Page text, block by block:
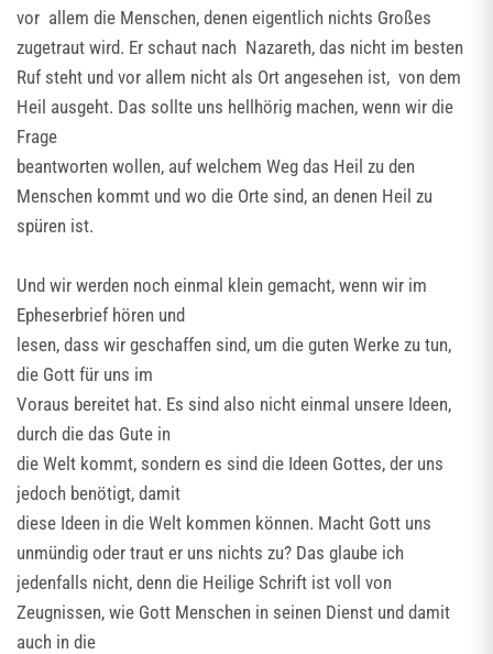
vor allem die Menschen, denen eigentlich nichts Großes
zugetraut wird. Er schaut nach Nazareth, das nicht im besten
Ruf steht und vor allem nicht als Ort angesehen ist, von dem
Heil ausgeht. Das sollte uns hellhörig machen, wenn wir die
Frage
beantworten wollen, auf welchem Weg das Heil zu den
Menschen kommt und wo die Orte sind, an denen Heil zu
spüren ist.
Und wir werden noch einmal klein gemacht, wenn wir im
Epheserbrief hören und
lesen, dass wir geschaffen sind, um die guten Werke zu tun,
die Gott für uns im
Voraus bereitet hat. Es sind also nicht einmal unsere Ideen,
durch die das Gute in
die Welt kommt, sondern es sind die Ideen Gottes, der uns
jedoch benötigt, damit
diese Ideen in die Welt kommen können. Macht Gott uns
unmündig oder traut er uns nichts zu? Das glaube ich
jedenfalls nicht, denn die Heilige Schrift ist voll von
Zeugnissen, wie Gott Menschen in seinen Dienst und damit
auch in die